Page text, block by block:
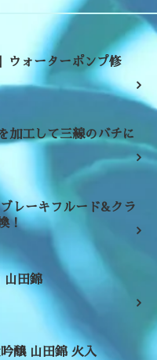
ウォーターポンプ修
加工して三線のバチに
レーキフルード&クラ
！
山田錦
醸 山田錦 火入